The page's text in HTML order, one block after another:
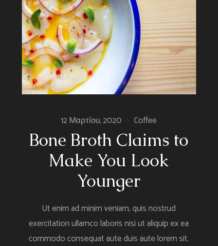
12 Μαρτίου, 2020 Coffee
Bone Broth Claims to
Make You Look
Younger
Ut enim ad minim veniam, quis nostrud
exercitation ullamco laboris nisi ut aliquip ex ea
commodo consequat aute duis aute lorem sit.